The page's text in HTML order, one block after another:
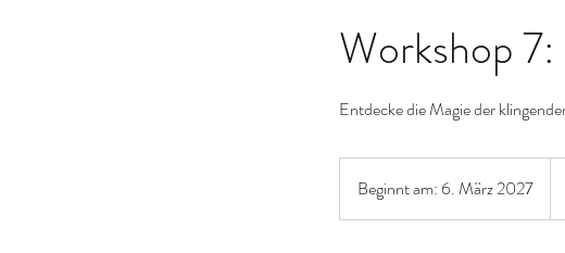
Workshop
Entdecke die Magie der
Beginnt am: 6. März 2027
e